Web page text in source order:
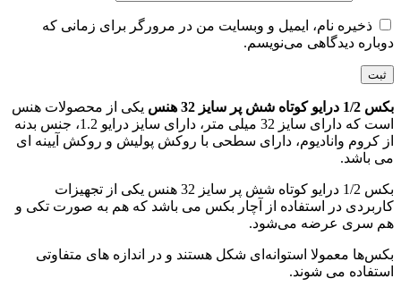
ذخیره نام، ایمیل و وبسایت من در مرورگر برای زمانی که
دوباره دیدگاهی می‌نویسم.
بکس 1/2 درایو کوتاه شش پر سایز 32 هنس
یکی از محصولات هنس
است که دارای سایز 32 میلی متر، دارای سایز درایو 1.2، جنس بدنه
از کروم وانادیوم، دارای سطحی با روکش پولیش و روکش آیینه ای
می باشد.
بکس 1/2 درایو کوتاه شش پر سایز 32 هنس یکی از تجهیزات
کاربردی در استفاده از آچار بکس می باشد که هم به صورت تکی و
هم سری عرضه می‌شود.
بکس‌ها معمولا استوانه‌ای شکل هستند و در اندازه های متفاوتی
استفاده می‌ شوند.